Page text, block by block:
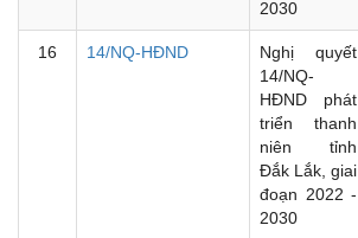
2030
16 14/NQ-HĐND
Nghị quyết
14/NQ-
HĐND phát
triển thanh
niên tỉnh
Đắk Lắk, giai
đoạn 2022 -
2030